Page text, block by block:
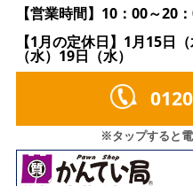
【営業時間】10：00～20
【1月の定休日】1月15日
（水）19日（水）
※タップすると電